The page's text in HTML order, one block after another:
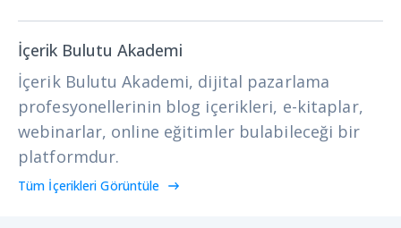
İçerik Bulutu Akademi
İçerik Bulutu Akademi, dijital pazarlama
profesyonellerinin blog içerikleri, e-kitaplar,
webinarlar, online eğitimler bulabileceği bir
platformdur.
Tüm İçerikleri Görüntüle